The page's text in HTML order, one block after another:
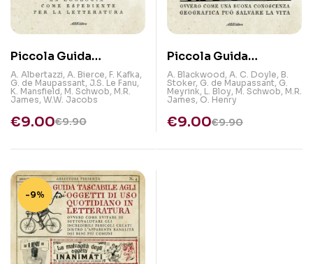
Piccola Guida
Tascabile agli Animali
Pericolosi in
Letteratura
A. Albertazzi, A. Bierce, F. Kafka,
G. de Maupassant, J.S. Le Fanu,
K. Mansfield, M. Schwob, M.R.
James, W.W. Jacobs
€9.90
€9.00
Piccola Guida
Tascabile ai Luoghi da
non Frequentare in
Letteratura
A. Blackwood, A. C. Doyle, B.
Stoker, G. de Maupassant, G.
Meyrink, L. Bloy, M. Schwob, M.R.
James, O. Henry
€9.90
€9.00
-9%